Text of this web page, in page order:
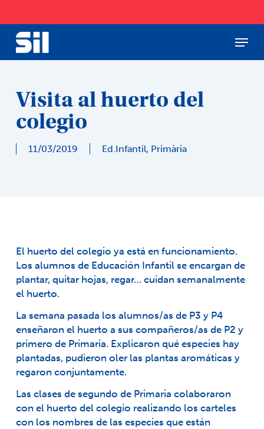
main
content
Menu
Visita al huerto del
colegio
11/03/2019 Ed.Infantil, Primària
El huerto del colegio ya está en funcionamiento.
Los alumnos de Educación Infantil se encargan de
plantar, quitar hojas, regar… cuidan semanalmente
el huerto.
La semana pasada los alumnos/as de P3 y P4
enseñaron el huerto a sus compañeros/as de P2 y
primero de Primaria. Explicaron qué especies hay
plantadas, pudieron oler las plantas aromáticas y
regaron conjuntamente.
Las clases de segundo de Primaria colaboraron
con el huerto del colegio realizando los carteles
con los nombres de las especies que están
Close
Menu